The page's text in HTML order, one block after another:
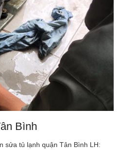
Bình
sửa tủ lạnh quận Tân Bình LH: